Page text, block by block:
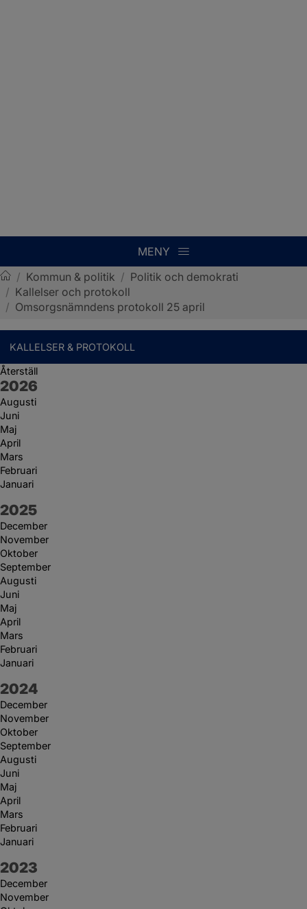
MENY
Sotenäs kommun
/ Kommun & politik / Politik och demokrati
/ Kallelser och protokoll
/ Omsorgsnämndens protokoll 25 april
KALLELSER & PROTOKOLL
Återställ
År:
2026
Augusti
Juni
Maj
April
Mars
Februari
Januari
År:
2025
December
November
Oktober
September
Augusti
Juni
Maj
April
Mars
Februari
Januari
År:
2024
December
November
Oktober
September
Augusti
Juni
Maj
April
Mars
Februari
Januari
År:
2023
December
November